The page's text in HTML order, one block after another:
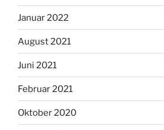
Januar 2022
August 2021
Juni 2021
Februar 2021
Oktober 2020